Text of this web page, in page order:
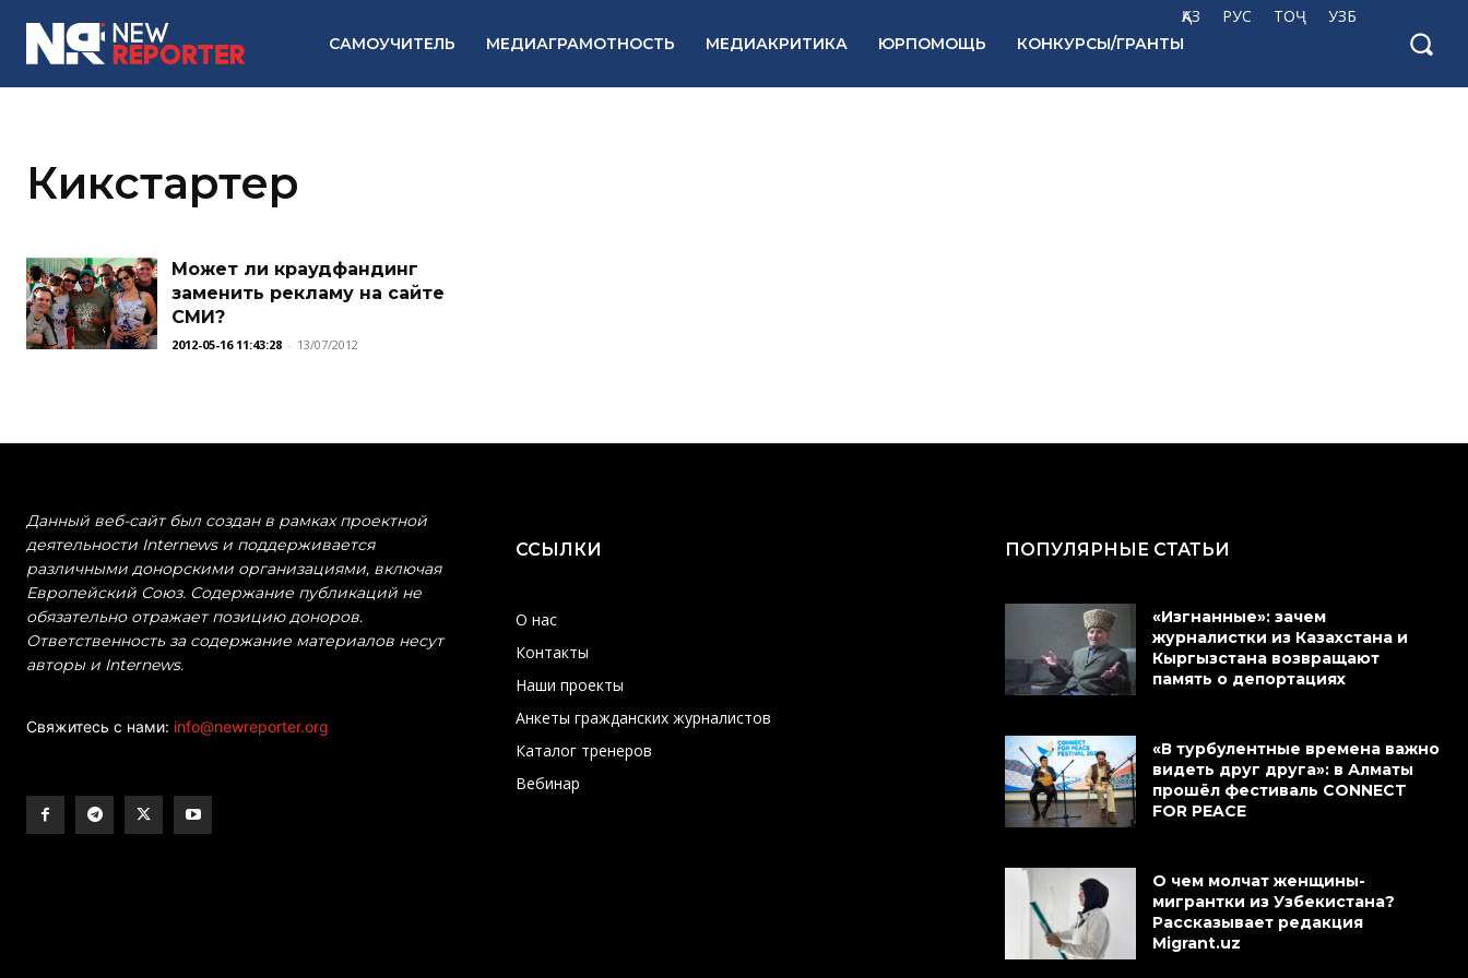
ҚАЗ РУС ТОҶ УЗБ
САМОУЧИТЕЛЬ МЕДИАГРАМОТНОСТЬ МЕДИАКРИТИКА ЮРПОМОЩЬ КОНКУРСЫ/ГРАНТЫ
Кикстартер
Может ли краудфандинг
заменить рекламу на сайте
СМИ?
2012-05-16 11:43:28 - 13/07/2012
Данный веб-сайт был создан в рамках проектной
деятельности Internews и поддерживается
различными донорскими организациями, включая
Европейский Союз. Содержание публикаций не
обязательно отражает позицию доноров.
Ответственность за содержание материалов несут
авторы и Internews.
Свяжитесь с нами: info@newreporter.org
ССЫЛКИ
О нас
Контакты
Наши проекты
Анкеты гражданских журналистов
Каталог тренеров
Вебинар
ПОПУЛЯРНЫЕ СТАТЬИ
«Изгнанные»: зачем
журналистки из Казахстана и
Кыргызстана возвращают
память о депортациях
«В турбулентные времена важно
видеть друг друга»: в Алматы
прошёл фестиваль CONNECT
FOR PEACE
О чем молчат женщины-
мигрантки из Узбекистана?
Рассказывает редакция
Migrant.uz